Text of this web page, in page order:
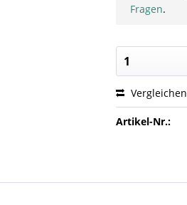
Fragen.
Vergleichen
Artikel-Nr.: